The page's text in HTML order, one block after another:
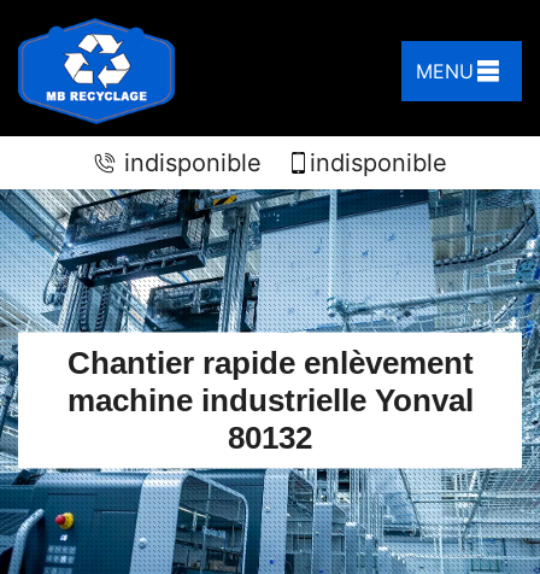
MENU
indisponible indisponible
Chantier rapide enlèvement
machine industrielle Yonval
80132